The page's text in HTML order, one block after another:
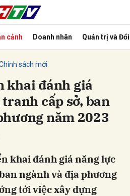
cảnh Doanh nhân Quản trị và
sách mới
khai đánh giá
cấp sở, ban
năm 2023
khai đánh giá năng lực
ngành và địa phương
tới việc xây dựng
Hủy